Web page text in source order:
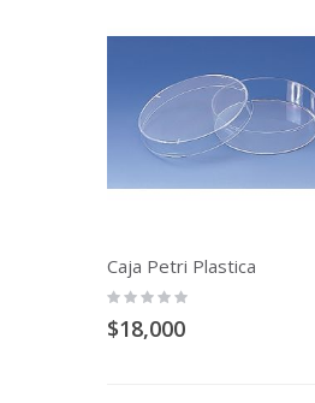
Caja Petri Plastica
Rating:
$18,000